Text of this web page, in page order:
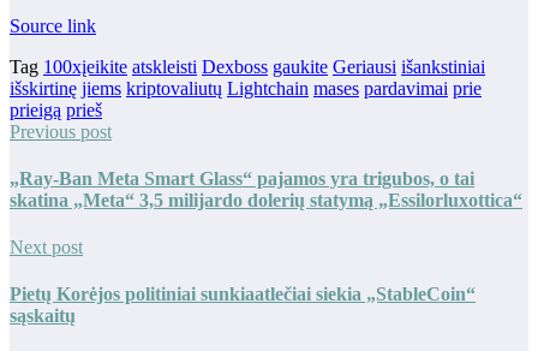
Source link
Tag 100xįeikite atskleisti Dexboss gaukite Geriausi išankstiniai
išskirtinę jiems kriptovaliutų Lightchain mases pardavimai prie
prieigą prieš
Previous post
„Ray-Ban Meta Smart Glass“ pajamos yra trigubos, o tai
skatina „Meta“ 3,5 milijardo dolerių statymą „Essilorluxottica“
Next post
Pietų Korėjos politiniai sunkiaatlečiai siekia „StableCoin“
sąskaitų